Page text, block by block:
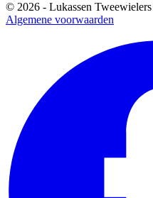
© 2026 - Lukassen
Algemene voorwaarden